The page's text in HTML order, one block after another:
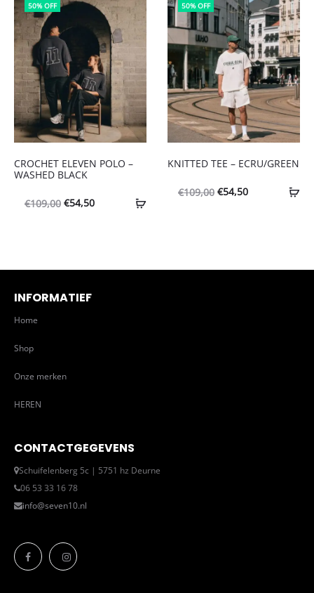
50% OFF
CROCHET ELEVEN POLO –
WASHED BLACK
€109,00 Oorspronkelijke
€54,50Huidige
50% OFF
KNITTED TEE – ECRU/GREEN
€109,00 Oorspronkelijke
€54,50Huidige
INFORMATIEF
Home
Shop
Onze merken
HEREN
CONTACTGEGEVENS
Schuifelenberg 5c | 5751 hz Deurne
06 53 33 16 78
info@seven10.nl